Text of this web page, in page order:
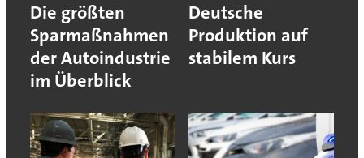
Die größten
Sparmaßnahmen
der Autoindustrie
im Überblick
Deutsche
Produktion auf
stabilem Kurs